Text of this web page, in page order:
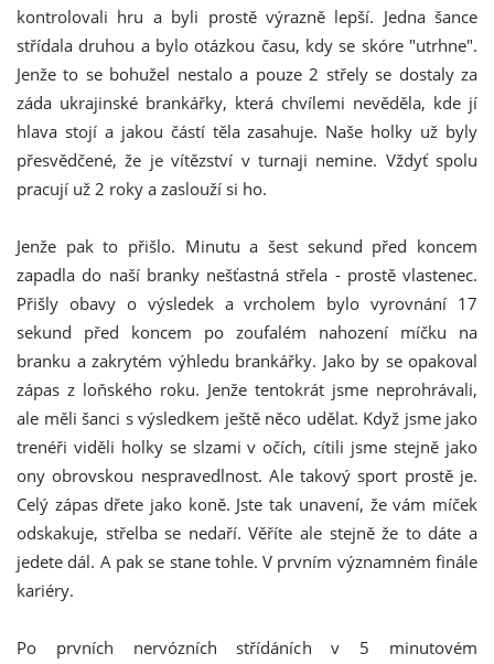
kontrolovali hru a byli prostě výrazně lepší. Jedna šance
střídala druhou a bylo otázkou času, kdy se skóre "utrhne".
Jenže to se bohužel nestalo a pouze 2 střely se dostaly za
záda ukrajinské brankářky, která chvílemi nevěděla, kde jí
hlava stojí a jakou částí těla zasahuje. Naše holky už byly
přesvědčené, že je vítězství v turnaji nemine. Vždyť spolu
pracují už 2 roky a zaslouží si ho.
Jenže pak to přišlo. Minutu a šest sekund před koncem
zapadla do naší branky nešťastná střela - prostě vlastenec.
Přišly obavy o výsledek a vrcholem bylo vyrovnání 17
sekund před koncem po zoufalém nahození míčku na
branku a zakrytém výhledu brankářky. Jako by se opakoval
zápas z loňského roku. Jenže tentokrát jsme neprohrávali,
ale měli šanci s výsledkem ještě něco udělat. Když jsme jako
trenéři viděli holky se slzami v očích, cítili jsme stejně jako
ony obrovskou nespravedlnost. Ale takový sport prostě je.
Celý zápas dřete jako koně. Jste tak unavení, že vám míček
odskakuje, střelba se nedaří. Věříte ale stejně že to dáte a
jedete dál. A pak se stane tohle. V prvním významném finále
kariéry.
Po prvních nervózních střídáních v 5 minutovém